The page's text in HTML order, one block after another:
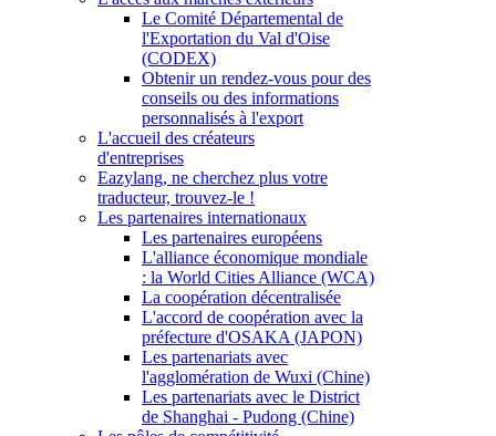
Le Comité Départemental de
l'Exportation du Val d'Oise
(CODEX)
Obtenir un rendez-vous pour des
conseils ou des informations
personnalisés à l'export
L'accueil des créateurs
d'entreprises
Eazylang, ne cherchez plus votre
traducteur, trouvez-le !
Les partenaires internationaux
Les partenaires européens
L'alliance économique mondiale
: la World Cities Alliance (WCA)
La coopération décentralisée
L'accord de coopération avec la
préfecture d'OSAKA (JAPON)
Les partenariats avec
l'agglomération de Wuxi (Chine)
Les partenariats avec le District
de Shanghai - Pudong (Chine)